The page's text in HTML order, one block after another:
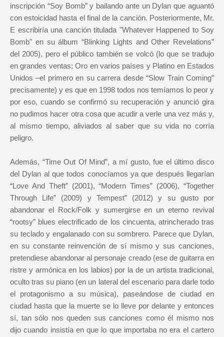
inscripción “Soy Bomb” y bailando ante un Dylan que aguantó
con estoicidad hasta el final de la canción. Posteriormente, Mr.
E escribiría una canción titulada "Whatever Happened to Soy
Bomb" en su álbum “Blinking Lights and Other Revelations”
del 2005), pero el público también se volcó (lo que se tradujo
en grandes ventas; Oro en varios países y Platino en Estados
Unidos –el primero en su carrera desde “Slow Train Coming”
precisamente) y es que en 1998 todos nos temíamos lo peor y
por eso, cuando se confirmó su recuperación y anunció gira
no pudimos hacer otra cosa que acudir a verle una vez más y,
al mismo tiempo, aliviados al saber que su vida no corría
peligro.
Además, “Time Out Of Mind”, a mí gusto, fue el último disco
del Dylan al que todos conocíamos ya que después llegarían
“Love And Theft” (2001), “Modern Times” (2006), “Together
Through Life” (2009) y Tempest” (2012) y su gusto por
abandonar el Rock/Folk y sumergirse en un eterno revival
“rootsy” blues electrificado de los cincuenta, atrincherado tras
su teclado y engalanado con su sombrero. Parece que Dylan,
en su constante reinvención de sí mismo y sus canciones,
pretendiese abandonar al personaje creado (ese de guitarra en
ristre y armónica en los labios) por la de un artista tradicional,
oculto tras su piano (en un lateral del escenario para darle todo
el protagonismo a su música), paseándose de ciudad en
ciudad hasta que la muerte se lo lleve por delante y entonces
sí, tan sólo nos queden sus canciones como él mismo nos
dijo cuando insistía en que lo que importaba no era el cartero